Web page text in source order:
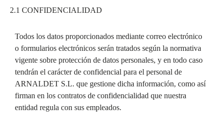
2.1 CONFIDENCIALIDAD
Todos los datos proporcionados mediante correo electrónico
o formularios electrónicos serán tratados según la normativa
vigente sobre protección de datos personales, y en todo caso
tendrán el carácter de confidencial para el personal de
ARNALDET S.L. que gestione dicha información, como así
firman en los contratos de confidencialidad que nuestra
entidad regula con sus empleados.